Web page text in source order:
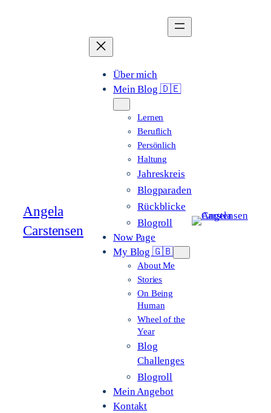
Angela
Carstensen
Über mich
Mein Blog 🇩🇪
Lernen
Beruflich
Persönlich
Haltung
Jahreskreis
Blogparaden
Rückblicke
Blogroll
Now Page
My Blog 🇬🇧
About Me
Stories
On Being
Human
Wheel of the
Year
Blog
Challenges
Blogroll
Mein Angebot
Kontakt